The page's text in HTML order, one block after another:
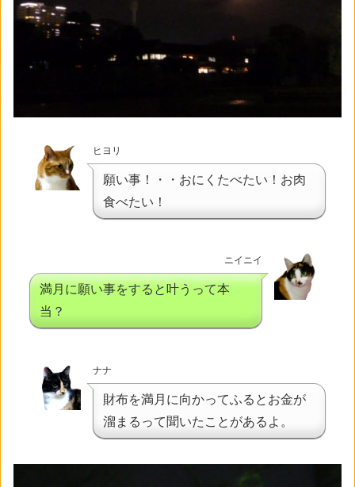
ヒヨリ
願い事！・・おにくたべたい！お肉
食べたい！
ニイニイ
満月に願い事をすると叶うって本
当？
ナナ
財布を満月に向かってふるとお金が
溜まるって聞いたことがあるよ。